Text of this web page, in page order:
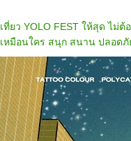
เที่ยว YOLO FEST ให้สุด ไม่ต้
เหมือนใคร สนุก สนาน ปลอดภั